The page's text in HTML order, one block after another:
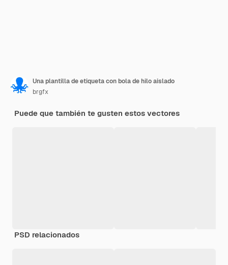
Una plantilla de etiqueta con bola de hilo aislado
brgfx
Puede que también te gusten estos vectores
PSD relacionados